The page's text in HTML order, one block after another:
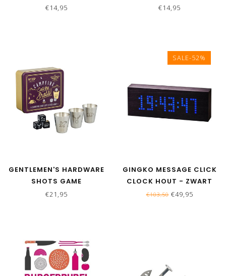
€14,95 €14,95
GENTLEMEN'S HARDWARE
SHOTS GAME
€21,95
SALE-52%
GINGKO MESSAGE CLICK
CLOCK HOUT - ZWART
€103,50€49,95